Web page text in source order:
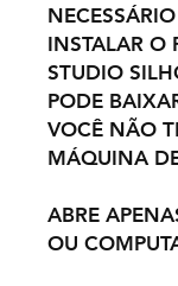
INSTALAR O
STUDIO
PODE
VOCÊ NÃO
MÁQUINA
ABRE
OU